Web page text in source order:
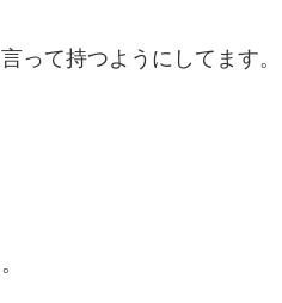
って持つようにしてます。